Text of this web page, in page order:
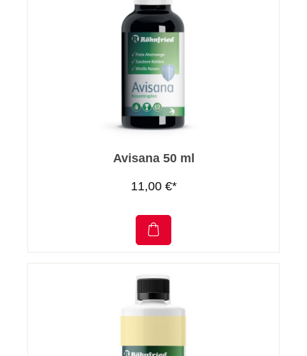
Avisana 50 ml
11,00 €*